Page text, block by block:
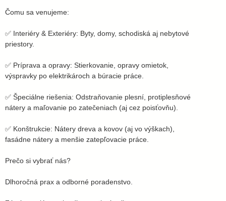
Čomu sa venujeme:
✅ Interiéry & Exteriéry: Byty, domy, schodiská aj nebytové
priestory.
✅ Príprava a opravy: Stierkovanie, opravy omietok,
výspravky po elektrikároch a búracie práce.
✅ Špeciálne riešenia: Odstraňovanie plesní, protiplesňové
nátery a maľovanie po zatečeniach (aj cez poisťovňu).
✅ Konštrukcie: Nátery dreva a kovov (aj vo výškach),
fasádne nátery a menšie zatepľovacie práce.
​Prečo si vybrať nás?
Dlhoročná prax a odborné poradenstvo.